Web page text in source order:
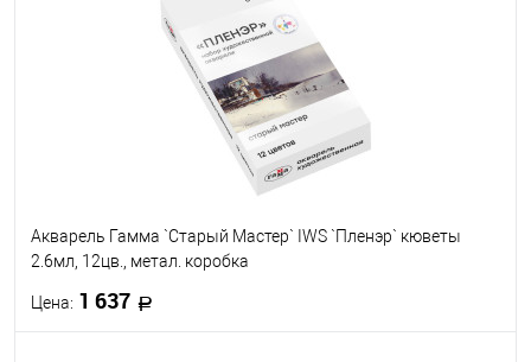
Акварель Гамма `Старый Мастер` IWS `Пленэр` кюветы
2.6мл, 12цв., метал. коробка
Цена: 1 637